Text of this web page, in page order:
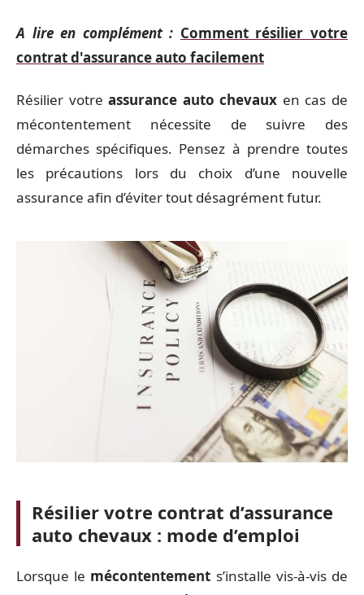
A lire en complément : Comment résilier votre
contrat d'assurance auto facilement
Résilier votreassurance auto chevaux en cas de
mécontentement nécessite de suivre des
démarches spécifiques. Pensez à prendre toutes
les précautions lors du choix d’une nouvelle
assurance afin d’éviter tout désagrément futur.
Résilier votre contrat d’assurance
auto chevaux : mode d’emploi
Lorsque le mécontentement s’installe vis-à-vis de